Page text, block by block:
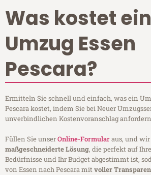
Was kostet ein
Umzug Essen
Pescara?
Ermitteln Sie schnell und einfach, was ein
Pescara kostet, indem Sie bei Neuer
unverbindlichen Kostenvoranschlag
Füllen Sie unserOnline-Formularaus, und
maßgeschneiderte Lösung, die perfekt auf
Bedürfnisse und Ihr Budget abgestimmt ist,
von Essen nach Pescara mitvoller